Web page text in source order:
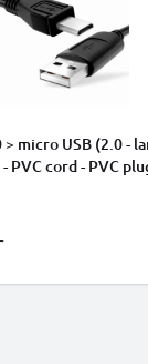
> micro USB (2.0 -
PVC cord - PVC